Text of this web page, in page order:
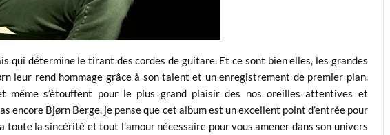
qui détermine le tirant des cordes de guitare. Et ce sont bien elles, les grandes
leur rend hommage grâce à son talent et un enregistrement de premier plan.
même s’étouffent pour le plus grand plaisir des nos oreilles attentives et
encore Bjørn Berge, je pense que cet album est un excellent point d’entrée pour
toute la sincérité et tout l’amour nécessaire pour vous amener dans son univers